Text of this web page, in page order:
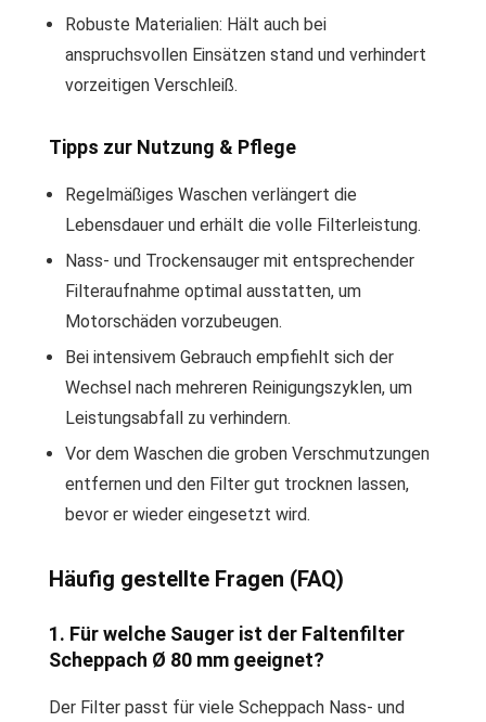
Robuste Materialien: Hält auch bei
anspruchsvollen Einsätzen stand und verhindert
vorzeitigen Verschleiß.
Tipps zur Nutzung & Pflege
Regelmäßiges Waschen verlängert die
Lebensdauer und erhält die volle Filterleistung.
Nass- und Trockensauger mit entsprechender
Filteraufnahme optimal ausstatten, um
Motorschäden vorzubeugen.
Bei intensivem Gebrauch empfiehlt sich der
Wechsel nach mehreren Reinigungszyklen, um
Leistungsabfall zu verhindern.
Vor dem Waschen die groben Verschmutzungen
entfernen und den Filter gut trocknen lassen,
bevor er wieder eingesetzt wird.
Häufig gestellte Fragen (FAQ)
1. Für welche Sauger ist der Faltenfilter
Scheppach Ø 80 mm geeignet?
Der Filter passt für viele Scheppach Nass- und